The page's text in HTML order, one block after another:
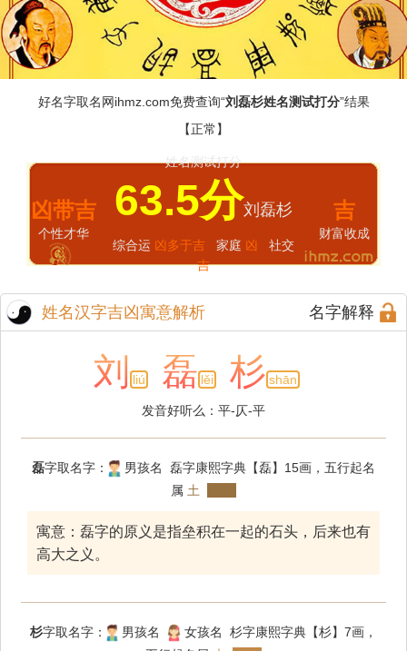
好名字取名网ihmz.com免费查询“刘磊杉姓名测试打分”结果
【正常】
凶带吉
个性才华
姓名测试打分
63.5分刘磊杉
综合运 凶多于吉 家庭 凶 社交
吉
吉
财富收成
姓名汉字吉凶寓意解析 名字解释
刘 liú 磊 lěi 杉 shān
发音好听么：平-仄-平
磊字取名字：
男孩名 磊字康熙字典【磊】15画，五行起名
属 土
寓意：磊字的原义是指垒积在一起的石头，后来也有
高大之义。
杉字取名字： 男孩名
女孩名 杉字康熙字典【杉】7画，